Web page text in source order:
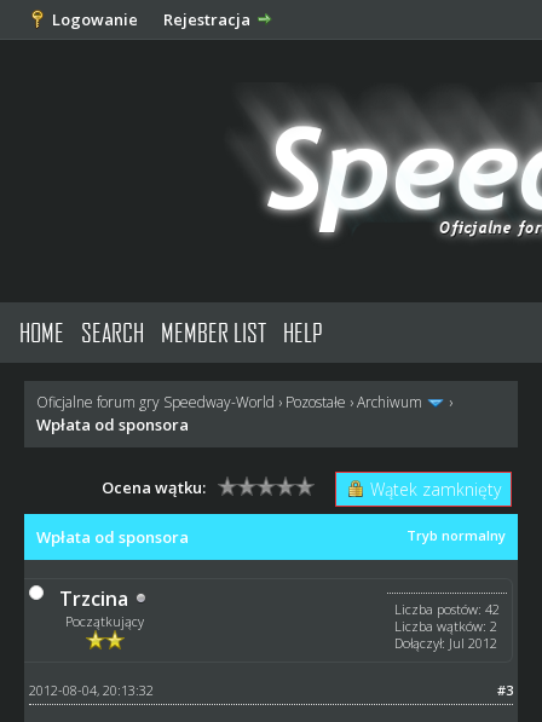
Logowanie Rejestracja
HOME SEARCH MEMBER LIST HELP
Oficjalne forum gry Speedway-World › Pozostałe ›Archiwum ›
Wpłata od sponsora
Wątek zamknięty
Ocena wątku:
Tryb normalny
Wpłata od sponsora
Trzcina
Początkujący
Liczba postów: 42
Liczba wątków: 2
Dołączył: Jul 2012
#3
2012-08-04, 20:13:32